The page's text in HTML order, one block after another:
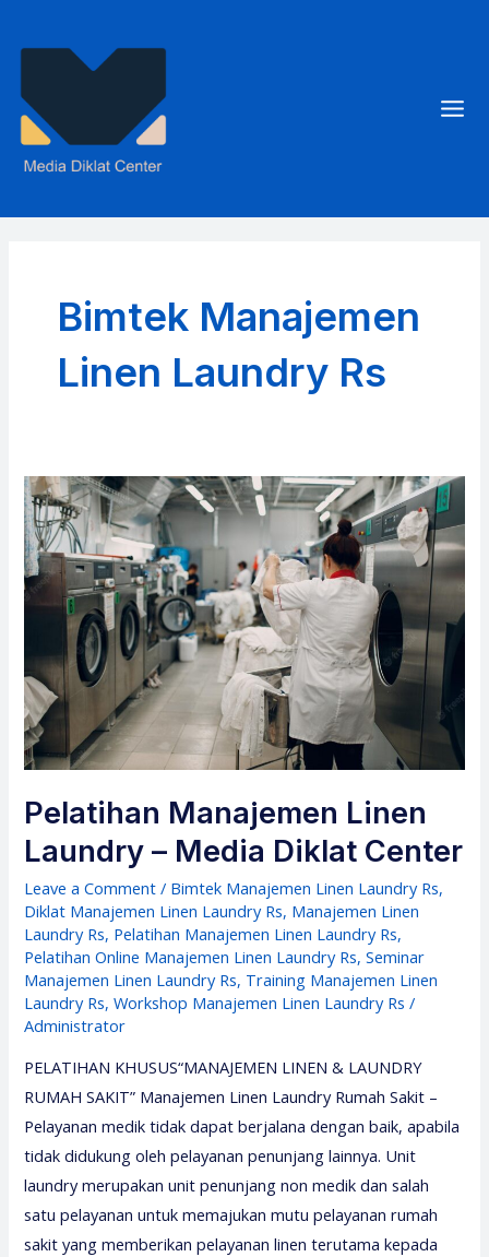
Bimtek Manajemen
Linen Laundry Rs
Pelatihan Manajemen Linen
Laundry – Media Diklat Center
Leave a Comment / Bimtek Manajemen Linen Laundry Rs,
Diklat Manajemen Linen Laundry Rs, Manajemen Linen
Laundry Rs, Pelatihan Manajemen Linen Laundry Rs,
Pelatihan Online Manajemen Linen Laundry Rs,Seminar
Manajemen Linen Laundry Rs, Training Manajemen Linen
Laundry Rs,Workshop Manajemen Linen Laundry Rs /
Administrator
PELATIHAN KHUSUS“MANAJEMEN LINEN & LAUNDRY
RUMAH SAKIT” Manajemen Linen Laundry Rumah Sakit –
Pelayanan medik tidak dapat berjalana dengan baik, apabila
tidak didukung oleh pelayanan penunjang lainnya. Unit
laundry merupakan unit penunjang non medik dan salah
satu pelayanan untuk memajukan mutu pelayanan rumah
sakit yang memberikan pelayanan linen terutama kepada